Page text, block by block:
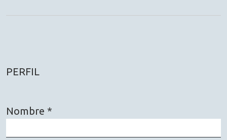
PERFIL
Nombre *